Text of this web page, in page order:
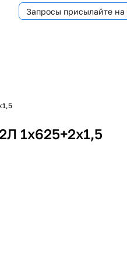
Запросы присылайте на
1х625+2х1,5